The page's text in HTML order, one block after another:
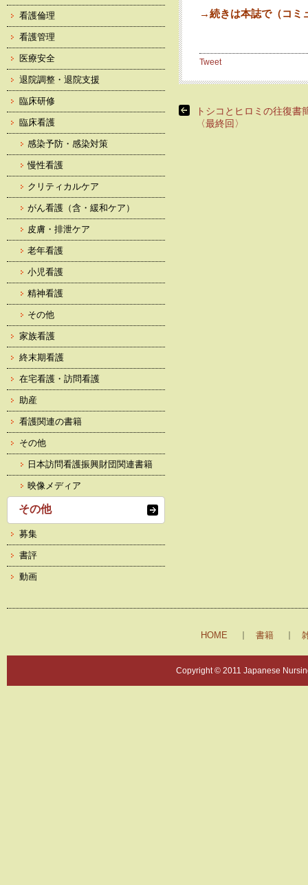
→続きは本誌で（コミ
Tweet
トシコとヒロミの往復書
〈最終回〉
看護倫理
看護管理
医療安全
退院調整・退院支援
臨床研修
臨床看護
感染予防・感染対策
慢性看護
クリティカルケア
がん看護（含・緩和ケア）
皮膚・排泄ケア
老年看護
小児看護
精神看護
その他
家族看護
終末期看護
在宅看護・訪問看護
助産
看護関連の書籍
その他
日本訪問看護振興財団関連書籍
映像メディア
その他
募集
書評
動画
HOME 書籍
Copyright © 2011 Japanese